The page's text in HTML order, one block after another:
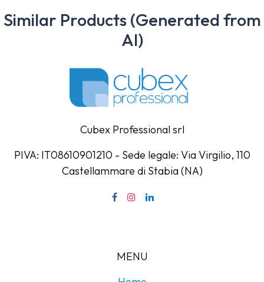
Similar Products (Generated from
AI)
Cubex Professional srl
PIVA: IT08610901210 - Sede legale: Via Virgilio, 110
Castellammare di Stabia (NA)
MENU